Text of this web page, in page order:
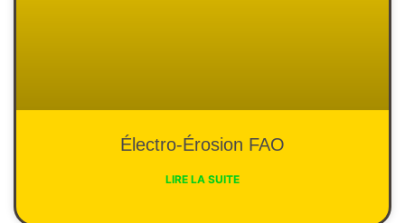
Électro-Érosion FAO
LIRE LA SUITE